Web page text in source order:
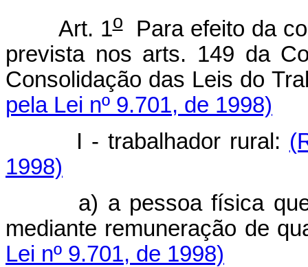
Art. 1oPara efeito da
prevista nos arts. 149 da
Consolidação das Leis do
pela Lei nº 9.701, de 1998)
I - trabalhador rural:
1998)
a) a pessoa física que
mediante remuneração de
Lei nº 9.701, de 1998)